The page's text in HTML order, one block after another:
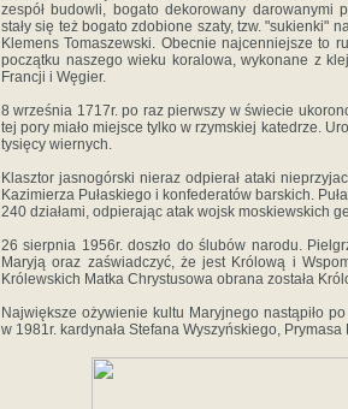
zespół budowli, bogato dekorowany darowanymi
stały się też bogato zdobione szaty, tzw. "sukienki"
Klemens Tomaszewski. Obecnie najcenniejsze to
początku naszego wieku koralowa, wykonane z
Francji i Węgier.
8 września 1717r. po raz pierwszy w świecie
tej pory miało miejsce tylko w rzymskiej katedrze.
tysięcy wiernych.
Klasztor jasnogórski nieraz odpierał ataki
Kazimierza Pułaskiego i konfederatów barskich.
240 działami, odpierając atak wojsk moskiewskich
26 sierpnia 1956r. doszło do ślubów narodu.
Maryją oraz zaświadczyć, że jest Królową i
Królewskich Matka Chrystusowa obrana została
Największe ożywienie kultu Maryjnego nastąpiło
w 1981r. kardynała Stefana Wyszyńskiego, Prymasa